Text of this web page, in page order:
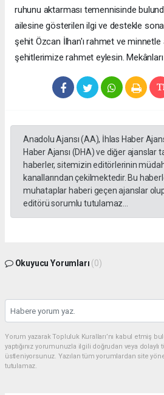
ruhunu aktarması temennisinde
ailesine gösterilen ilgi ve destekle sona
şehit Özcan İlhan'ı rahmet ve minnetle
şehitlerimize rahmet eylesin.
Anadolu Ajansı (AA), İhlas Haber
Haber Ajansı (DHA) ve diğer ajanslar
haberler, sitemizin editörlerinin
kanallarından çekilmektedir. Bu
muhataplar haberi geçen ajanslar
editörü sorumlu tutulamaz...
Okuyucu Yorumları (0)
Yorum yazarak Topluluk Kuralları’nı kabul etmiş
yaptığınız yorumunuzla ilgili doğrudan veya
üstleniyorsunuz. Yazılan tüm yorumlardan site
tutulamaz.